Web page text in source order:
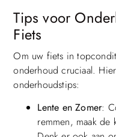
Tips voor
Fiets
Om uw fiets in
onderhoud cruciaal.
onderhoudstips:
Lente en Zomer:
remmen, maak de